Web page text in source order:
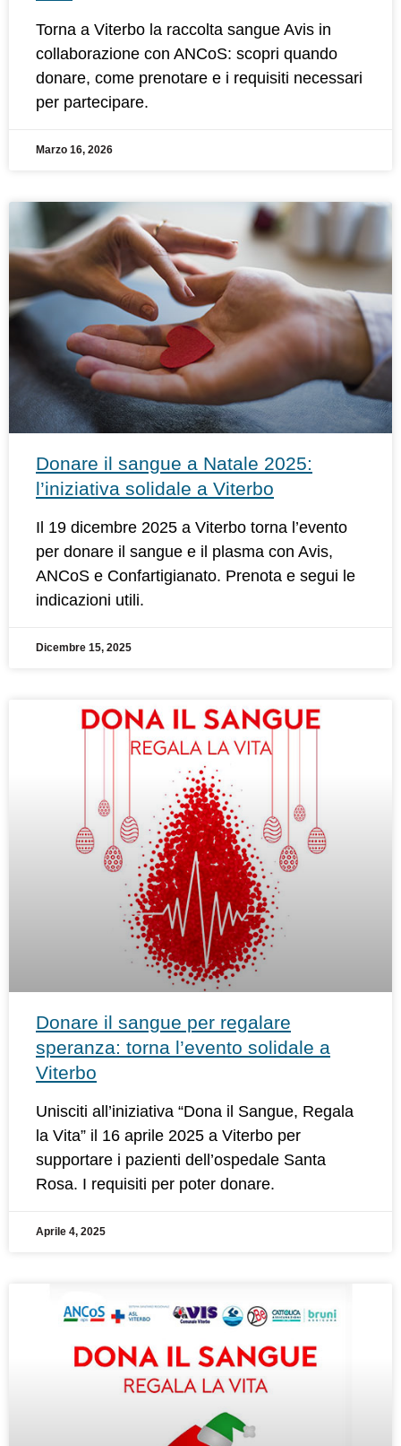
Torna a Viterbo la raccolta sangue Avis in
collaborazione con ANCoS: scopri quando
donare, come prenotare e i requisiti necessari
per partecipare.
Marzo 16, 2026
Donare il sangue a Natale 2025:
l’iniziativa solidale a Viterbo
Il 19 dicembre 2025 a Viterbo torna l’evento
per donare il sangue e il plasma con Avis,
ANCoS e Confartigianato. Prenota e segui le
indicazioni utili.
Dicembre 15, 2025
Donare il sangue per regalare
speranza: torna l’evento solidale a
Viterbo
Unisciti all’iniziativa “Dona il Sangue, Regala
la Vita” il 16 aprile 2025 a Viterbo per
supportare i pazienti dell’ospedale Santa
Rosa. I requisiti per poter donare.
Aprile 4, 2025